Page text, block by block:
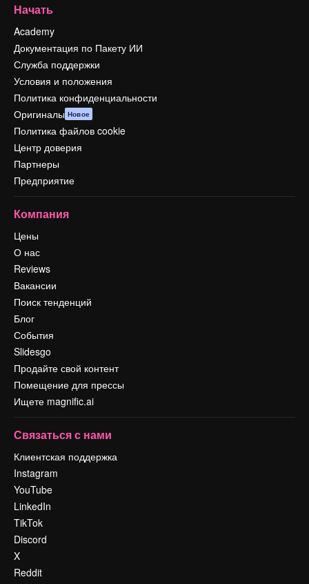
Начать
Academy
Документация по Пакету ИИ
Служба поддержки
Условия и положения
Политика конфиденциальности
Оригиналы Новое
Политика файлов cookie
Центр доверия
Партнеры
Предприятие
Компания
Цены
О нас
Reviews
Вакансии
Поиск тенденций
Блог
События
Slidesgo
Продайте свой контент
Помещение для прессы
Ищете magnific.ai
Связаться с нами
Клиентская поддержка
Instagram
YouTube
LinkedIn
TikTok
Discord
X
Reddit